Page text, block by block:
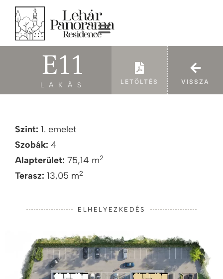
E11
LAKÁS LETÖLTÉS VISSZA
Szint: 1. emelet
Szobák: 4
Alapterület: 75,14 m2
Terasz: 13,05 m2
ELHELYEZKEDÉS